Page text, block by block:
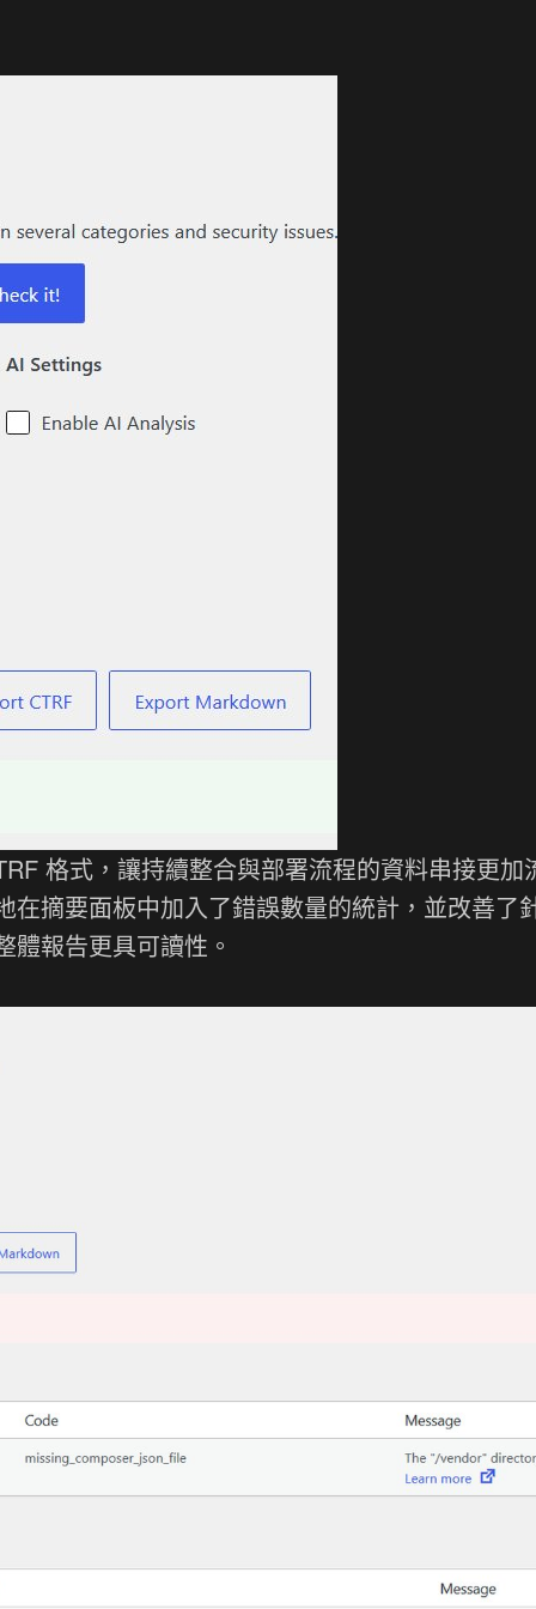
格式，讓持續整合與部署流程的資料串接更加
摘要面板中加入了錯誤數量的統計，並改善了
體報告更具可讀性。